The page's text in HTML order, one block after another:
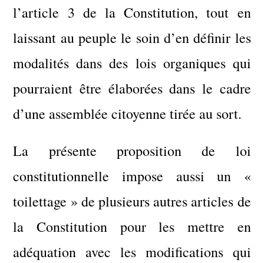
l’article 3 de la Constitution, tout en
laissant au peuple le soin d’en définir les
modalités dans des lois organiques qui
pourraient être élaborées dans le cadre
d’une assemblée citoyenne tirée au sort.
La présente proposition de loi
constitutionnelle impose aussi un «
toilettage » de plusieurs autres articles de
la Constitution pour les mettre en
adéquation avec les modifications qui